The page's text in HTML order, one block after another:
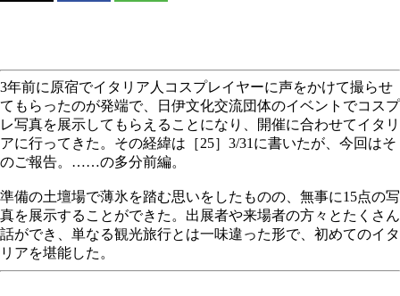
3年前に原宿でイタリア人コスプレイヤーに声をかけて撮らせ
てもらったのが発端で、日伊文化交流団体のイベントでコスプ
レ写真を展示してもらえることになり、開催に合わせてイタリ
アに行ってきた。その経緯は［25］3/31に書いたが、今回はそ
のご報告。……の多分前編。
準備の土壇場で薄氷を踏む思いをしたものの、無事に15点の写
真を展示することができた。出展者や来場者の方々とたくさん
話ができ、単なる観光旅行とは一味違った形で、初めてのイタ
リアを堪能した。